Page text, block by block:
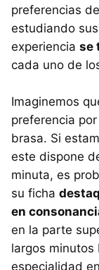
preferencias
estudiando
experiencia se
cada uno de
Imaginemos
preferencia
brasa. Si
este dispone
minuta, es
su ficha
en
en la parte
largos minutos
especialidad